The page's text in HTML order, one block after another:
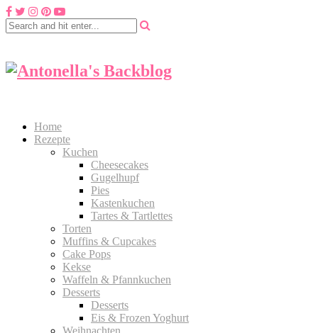
Home
Rezepte
Kuchen
Cheesecakes
Gugelhupf
Pies
Kastenkuchen
Tartes & Tartlettes
Torten
Muffins & Cupcakes
Cake Pops
Kekse
Waffeln & Pfannkuchen
Desserts
Desserts
Eis & Frozen Yoghurt
Weihnachten